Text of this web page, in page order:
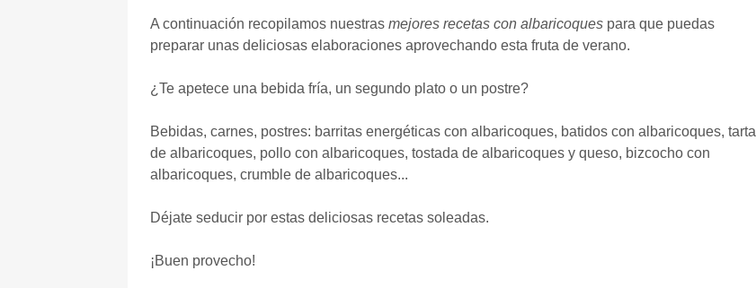
A continuación recopilamos nuestras mejores recetas con albaricoques para que puedas
preparar unas deliciosas elaboraciones aprovechando esta fruta de verano.
¿Te apetece una bebida fría, un segundo plato o un postre?
Bebidas, carnes, postres: barritas energéticas con albaricoques, batidos con albaricoques, tarta
de albaricoques, pollo con albaricoques, tostada de albaricoques y queso, bizcocho con
albaricoques, crumble de albaricoques...
Déjate seducir por estas deliciosas recetas soleadas.
¡Buen provecho!